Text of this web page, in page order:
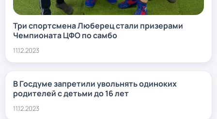
Три спортсмена Люберец стали призерами
Чемпионата ЦФО по самбо
11.12.2023
В Госдуме запретили увольнять одиноких
родителей с детьми до 16 лет
11.12.2023